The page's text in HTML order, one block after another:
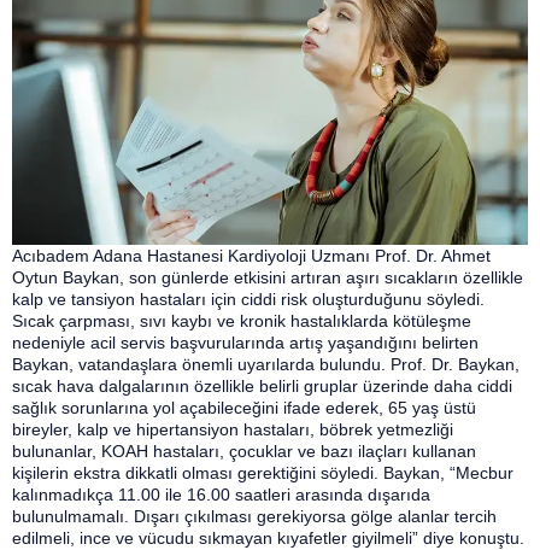
Acıbadem Adana Hastanesi Kardiyoloji Uzmanı Prof. Dr. Ahmet
Oytun Baykan, son günlerde etkisini artıran aşırı sıcakların özellikle
kalp ve tansiyon hastaları için ciddi risk oluşturduğunu söyledi.
Sıcak çarpması, sıvı kaybı ve kronik hastalıklarda kötüleşme
nedeniyle acil servis başvurularında artış yaşandığını belirten
Baykan, vatandaşlara önemli uyarılarda bulundu. Prof. Dr. Baykan,
sıcak hava dalgalarının özellikle belirli gruplar üzerinde daha ciddi
sağlık sorunlarına yol açabileceğini ifade ederek, 65 yaş üstü
bireyler, kalp ve hipertansiyon hastaları, böbrek yetmezliği
bulunanlar, KOAH hastaları, çocuklar ve bazı ilaçları kullanan
kişilerin ekstra dikkatli olması gerektiğini söyledi. Baykan, “Mecbur
kalınmadıkça 11.00 ile 16.00 saatleri arasında dışarıda
bulunulmamalı. Dışarı çıkılması gerekiyorsa gölge alanlar tercih
edilmeli, ince ve vücudu sıkmayan kıyafetler giyilmeli” diye konuştu.